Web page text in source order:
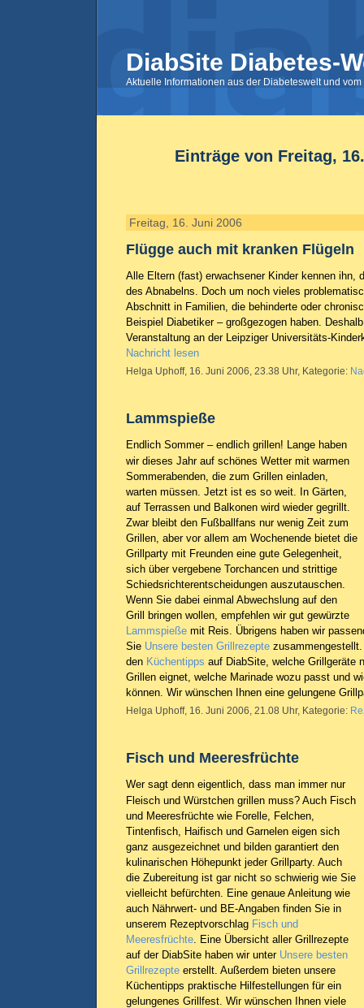
DiabSite Diabetes-
Aktuelle Informationen aus der Diabeteswelt und
Einträge von Freitag,
Freitag, 16. Juni 2006
Flügge auch mit kranken Flügeln
Alle Eltern (fast) erwachsener Kinder kennen ihn,
des Abnabelns. Doch um noch vieles
Abschnitt in Familien, die behinderte oder
Beispiel Diabetiker – großgezogen haben.
Veranstaltung an der Leipziger Universitäts-
Nachricht lesen
Helga Uphoff, 16. Juni 2006, 23.38 Uhr, Kategorie:
Lammspieße
Endlich Sommer – endlich grillen! Lange haben
wir dieses Jahr auf schönes Wetter mit warmen
Sommerabenden, die zum Grillen einladen,
warten müssen. Jetzt ist es so weit. In Gärten,
auf Terrassen und Balkonen wird wieder gegrillt.
Zwar bleibt den Fußballfans nur wenig Zeit zum
Grillen, aber vor allem am Wochenende bietet die
Grillparty mit Freunden eine gute Gelegenheit,
sich über vergebene Torchancen und strittige
Schiedsrichterentscheidungen auszutauschen.
Wenn Sie dabei einmal Abwechslung auf den
Grill bringen wollen, empfehlen wir gut gewürzte
Lammspieße mit Reis. Übrigens haben wir
Sie Unsere besten Grillrezepte
den Küchentipps auf DiabSite, welche Grillgeräte
Grillen eignet, welche Marinade wozu passt und
können. Wir wünschen Ihnen eine gelungene
Helga Uphoff, 16. Juni 2006, 21.08 Uhr, Kategorie:
Fisch und Meeresfrüchte
Wer sagt denn eigentlich, dass man immer nur
Fleisch und Würstchen grillen muss? Auch Fisch
und Meeresfrüchte wie Forelle, Felchen,
Tintenfisch, Haifisch und Garnelen eigen sich
ganz ausgezeichnet und bilden garantiert den
kulinarischen Höhepunkt jeder Grillparty. Auch
die Zubereitung ist gar nicht so schwierig wie Sie
vielleicht befürchten. Eine genaue Anleitung wie
auch Nährwert- und BE-Angaben finden Sie in
unserem Rezeptvorschlag Fisch und
Meeresfrüchte. Eine Übersicht aller Grillrezepte
auf der DiabSite haben wir unter Unsere besten
Grillrezepte erstellt. Außerdem bieten unsere
Küchentipps praktische Hilfestellungen für ein
gelungenes Grillfest. Wir wünschen Ihnen viele